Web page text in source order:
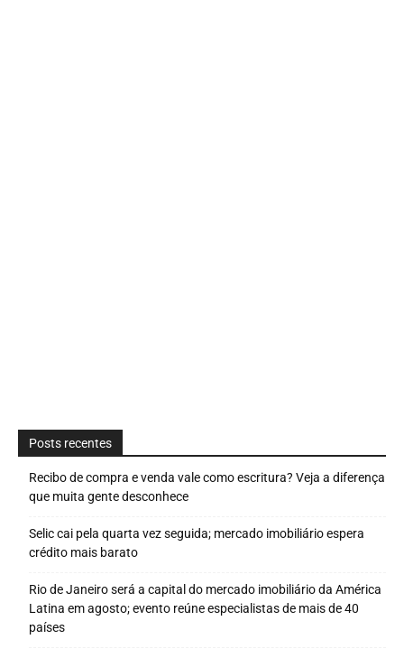
Posts recentes
Recibo de compra e venda vale como escritura? Veja a diferença
que muita gente desconhece
Selic cai pela quarta vez seguida; mercado imobiliário espera
crédito mais barato
Rio de Janeiro será a capital do mercado imobiliário da América
Latina em agosto; evento reúne especialistas de mais de 40
países